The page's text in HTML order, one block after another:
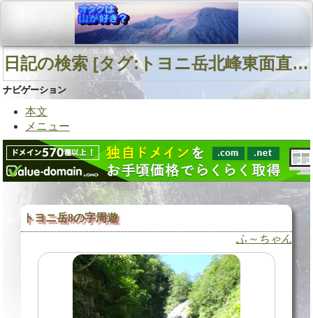
日記の検索 [タグ:トヨニ岳北峰東面直登沢 春別川 豊似川右股 トヨニ岳北峰] 01～01(01件中)
ナビゲーション
本文
メニュー
トヨニ岳8の字周遊
ふ～ちゃん